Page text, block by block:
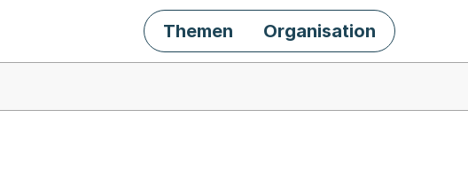
Themen Organisation